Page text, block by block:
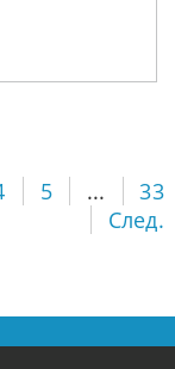
5 ...
33
След.